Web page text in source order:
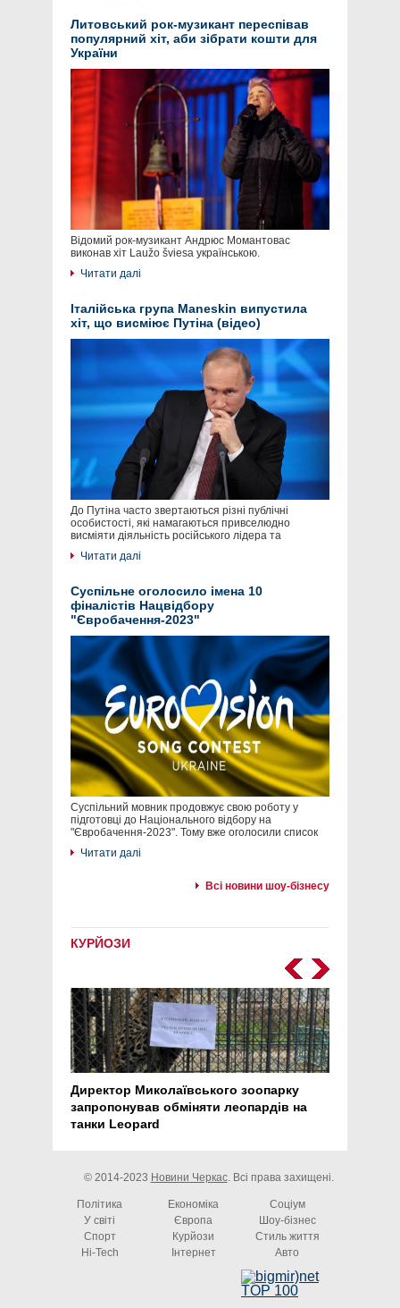
Литовський рок-музикант переспівав
популярний хіт, аби зібрати кошти для
України
Відомий рок-музикант Андрюс Момантовас
виконав хіт Laužo šviesa українською.
Читати далі
Італійська група Maneskin випустила
хіт, що висміює Путіна (відео)
До Путіна часто звертаються різні публічні
особистості, які намагаються привселюдно
висміяти діяльність російського лідера та
Читати далі
Суспільне оголосило імена 10
фіналістів Нацвідбору
"Євробачення-2023"
Суспільний мовник продовжує свою роботу у
підготовці до Національного відбору на
"Євробачення-2023". Тому вже оголосили список
Читати далі
Всі новини шоу-бізнесу
КУРЙОЗИ
Директор Миколаївського зоопарку
запропонував обміняти леопардів на
танки Leopard
© 2014-2023 Новини Черкас. Всі права захищені.
Політика Економіка
Соціум
У світі
Європа
Шоу-бізнес
Спорт
Курйози
Стиль життя
Hi-Tech
Інтернет Авто